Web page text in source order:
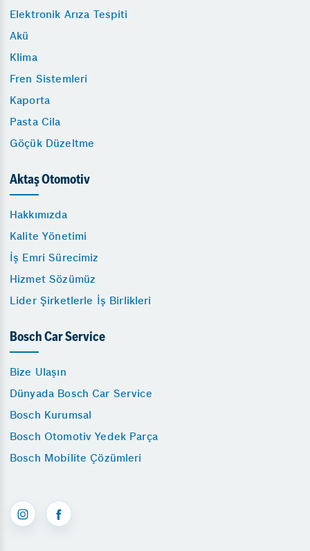
Elektronik Arıza Tespiti
Akü
Klima
Fren Sistemleri
Kaporta
Pasta Cila
Göçük Düzeltme
Aktaş Otomotiv
Hakkımızda
Kalite Yönetimi
İş Emri Sürecimiz
Hizmet Sözümüz
Lider Şirketlerle İş Birlikleri
Bosch Car Service
Bize Ulaşın
Dünyada Bosch Car Service
Bosch Kurumsal
Bosch Otomotiv Yedek Parça
Bosch Mobilite Çözümleri